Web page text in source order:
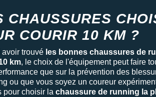
10 km
CHAUSSURES
COURIR 10 KM ?
avoir trouvé les bonnes chaussures de
km, le choix de l'équipement peut faire
que sur la prévention des
ou que vous soyez un coureur
pour choisir la chaussure de running la